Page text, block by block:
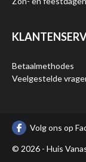
Betaalmethodes
Veelgestelde
Volg ons op
© 2026 - Huis